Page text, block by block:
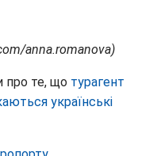
anna.romanova)
про те, що турагент
українські